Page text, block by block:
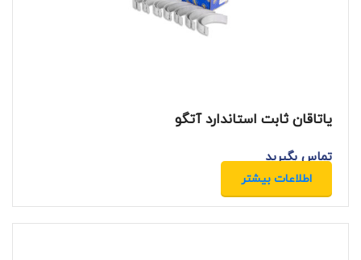
یاتاقان ثابت استاندارد آتگو
تماس بگیرید
اطلاعات بیشتر